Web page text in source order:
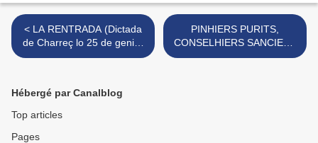
< LA RENTRADA (Dictada
de Charreç lo 25 de genier
de 2020)
PINHIERS PURITS,
CONSELHIERS SANCIERS
>
Hébergé par Canalblog
Top articles
Pages